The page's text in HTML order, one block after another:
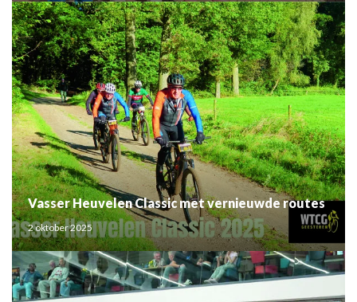
Vasser Heuvelen Classic met vernieuwde routes
2 oktober 2025